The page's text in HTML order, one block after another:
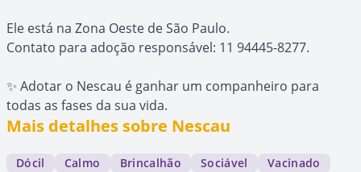
Ele está na Zona Oeste de São Paulo.
Contato para adoção responsável: 11 94445-8277.
✨ Adotar o Nescau é ganhar um companheiro para
todas as fases da sua vida.
Mais detalhes sobre Nescau
Dócil Calmo Brincalhão Sociável
Vacinado